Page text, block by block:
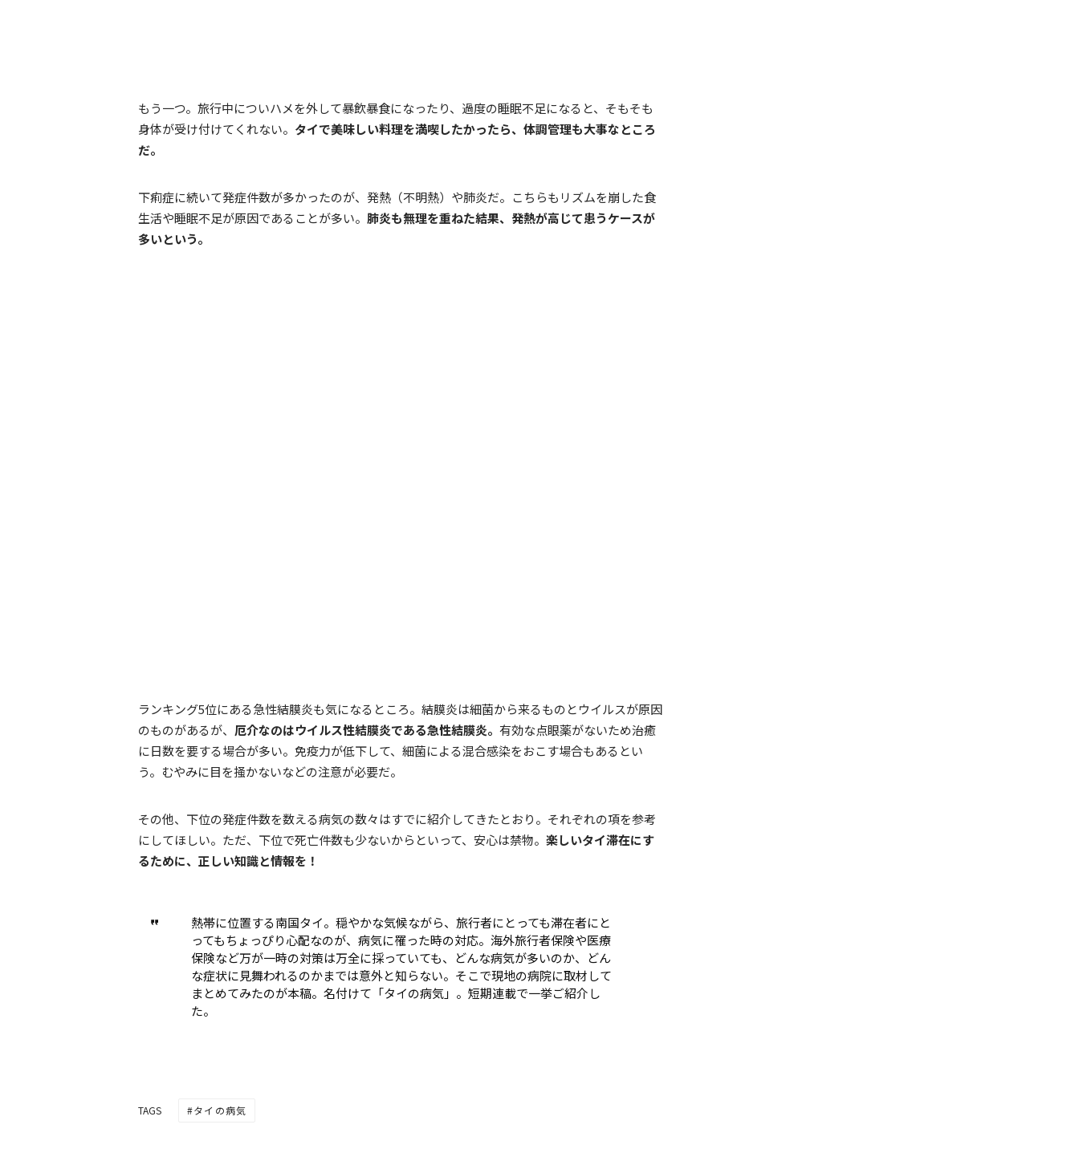
もう一つ。旅行中についハメを外して暴飲暴食になったり、過度の睡眠不足になると、そもそも
身体が受け付けてくれない。 タイで美味しい料理を満喫したかったら、体調管理も大事なところ
だ。
下痢症に続いて発症件数が多かったのが、発熱（不明熱）や肺炎だ。こちらもリズムを崩した食
生活や睡眠不足が原因であることが多い。 肺炎も無理を重ねた結果、発熱が高じて患うケースが
多いという。
ランキング5位にある急性結膜炎も気になるところ。結膜炎は細菌から来るものとウイルスが原因
のものがあるが、 厄介なのはウイルス性結膜炎である急性結膜炎。 有効な点眼薬がないため治癒
に日数を要する場合が多い。免疫力が低下して、細菌による混合感染をおこす場合もあるとい
う。むやみに目を掻かないなどの注意が必要だ。
その他、下位の発症件数を数える病気の数々はすでに紹介してきたとおり。それぞれの項を参考
にしてほしい。ただ、下位で死亡件数も少ないからといって、安心は禁物。 楽しいタイ滞在にす
るために、正しい知識と情報を！
熱帯に位置する南国タイ。穏やかな気候ながら、旅行者にとっても滞在者にと
ってもちょっぴり心配なのが、病気に罹った時の対応。海外旅行者保険や医療
保険など万が一時の対策は万全に採っていても、どんな病気が多いのか、どん
な症状に見舞われるのかまでは意外と知らない。そこで現地の病院に取材して
まとめてみたのが本稿。名付けて「タイの病気」。短期連載で一挙ご紹介し
た。
TAGS タイの病気